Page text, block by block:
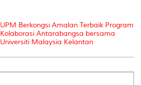
UPM Berkongsi Amalan Terbaik Program
Kolaborasi Antarabangsa bersama
Universiti Malaysia Kelantan